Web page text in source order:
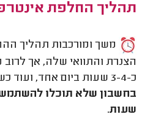
תהליך החלפת
משך ומורכבות תהליך
הצנרת והתוואי שלה, אך
כ-3-4 שעות ביום אחד, ועוד כשעה ביום אחרי, אז
שעות.